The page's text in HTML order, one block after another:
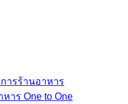
ารร้านอาหาร
าร One to One